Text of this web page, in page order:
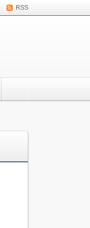
RSS